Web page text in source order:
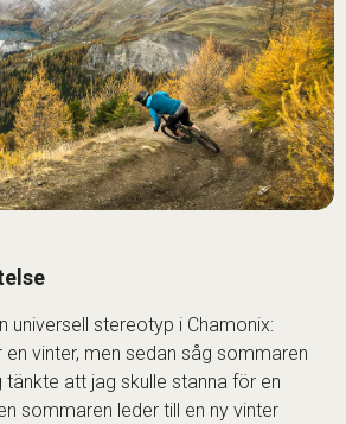
universell stereotyp i Chamonix:
vinter, men sedan såg sommaren
tänkte att jag skulle stanna för en
sommaren leder till en ny vinter